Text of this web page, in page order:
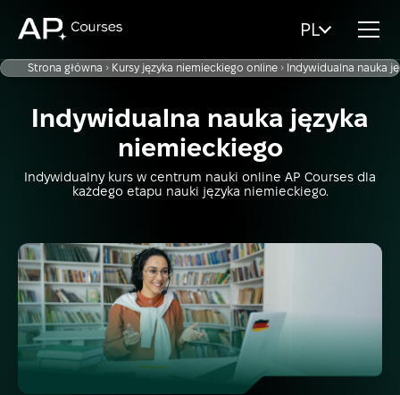
PL
Strona główna Kursy języka niemieckiego online Indywidualna nauka
Indywidualna nauka języka
niemieckiego
Indywidualny kurs w centrum nauki online AP Courses dla
każdego etapu nauki języka niemieckiego.